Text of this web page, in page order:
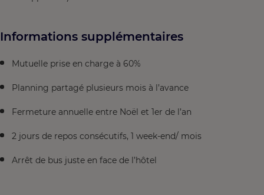
Informations supplémentaires
Mutuelle prise en charge à 60%
Planning partagé plusieurs mois à l’avance
Fermeture annuelle entre Noël et 1er de l’an
2 jours de repos consécutifs, 1 week-end/ mois
Arrêt de bus juste en face de l’hôtel